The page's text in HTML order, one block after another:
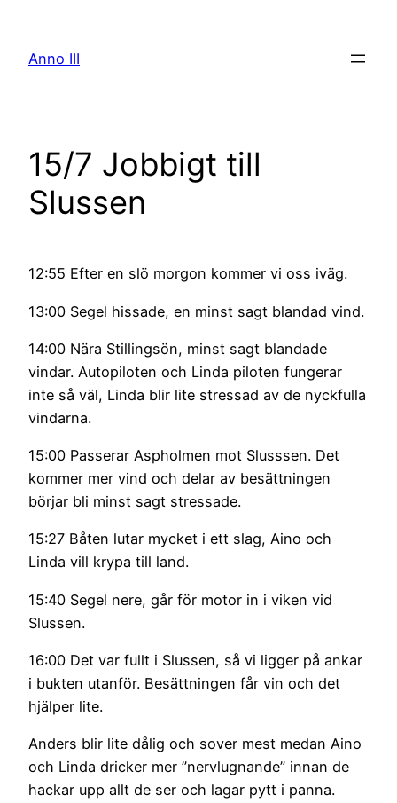
content
Anno III
15/7 Jobbigt till
Slussen
12:55 Efter en slö morgon kommer vi oss iväg.
13:00 Segel hissade, en minst sagt blandad vind.
14:00 Nära Stillingsön, minst sagt blandade
vindar. Autopiloten och Linda piloten fungerar
inte så väl, Linda blir lite stressad av de nyckfulla
vindarna.
15:00 Passerar Aspholmen mot Slusssen. Det
kommer mer vind och delar av besättningen
börjar bli minst sagt stressade.
15:27 Båten lutar mycket i ett slag, Aino och
Linda vill krypa till land.
15:40 Segel nere, går för motor in i viken vid
Slussen.
16:00 Det var fullt i Slussen, så vi ligger på ankar
i bukten utanför. Besättningen får vin och det
hjälper lite.
Anders blir lite dålig och sover mest medan Aino
och Linda dricker mer ”nervlugnande” innan de
hackar upp allt de ser och lagar pytt i panna.